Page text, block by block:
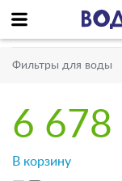
Фильтры для воды
6 678
В корзину